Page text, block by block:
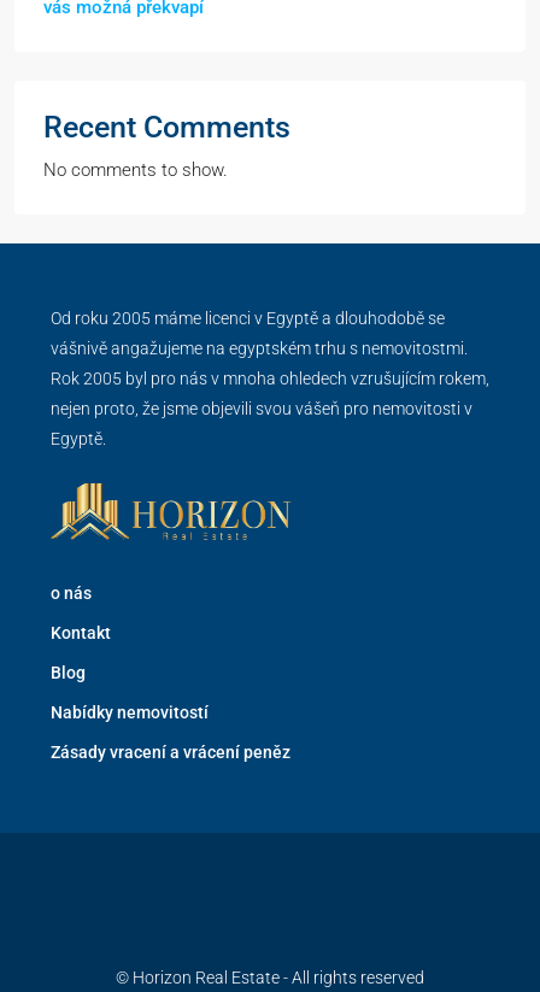
vás možná překvapí
Recent Comments
No comments to show.
Od roku 2005 máme licenci v Egyptě a dlouhodobě se
vášnivě angažujeme na egyptském trhu s nemovitostmi.
Rok 2005 byl pro nás v mnoha ohledech vzrušujícím rokem,
nejen proto, že jsme objevili svou vášeň pro nemovitosti v
Egyptě.
o nás
Kontakt
Blog
Nabídky nemovitostí
Zásady vracení a vrácení peněz
© Horizon Real Estate - All rights reserved